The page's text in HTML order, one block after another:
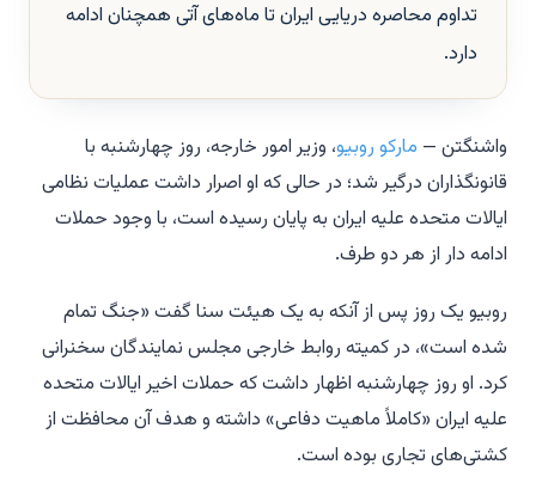
تداوم محاصره دریایی ایران تا ماه‌های آتی همچنان ادامه
دارد.
واشنگتن — مارکو روبیو، وزیر امور خارجه، روز چهارشنبه با
قانونگذاران درگیر شد؛ در حالی که او اصرار داشت عملیات نظامی
ایالات متحده علیه ایران به پایان رسیده است، با وجود حملات
ادامه دار از هر دو طرف.
روبیو یک روز پس از آنکه به یک هیئت سنا گفت «جنگ تمام
شده است»، در کمیته روابط خارجی مجلس نمایندگان سخنرانی
کرد. او روز چهارشنبه اظهار داشت که حملات اخیر ایالات متحده
علیه ایران «کاملاً ماهیت دفاعی» داشته و هدف آن محافظت از
کشتی‌های تجاری بوده است.